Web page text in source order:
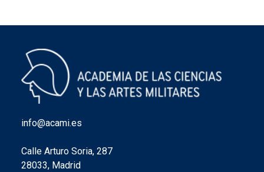
info@acami.es
Calle Arturo Soria, 287
28033, Madrid